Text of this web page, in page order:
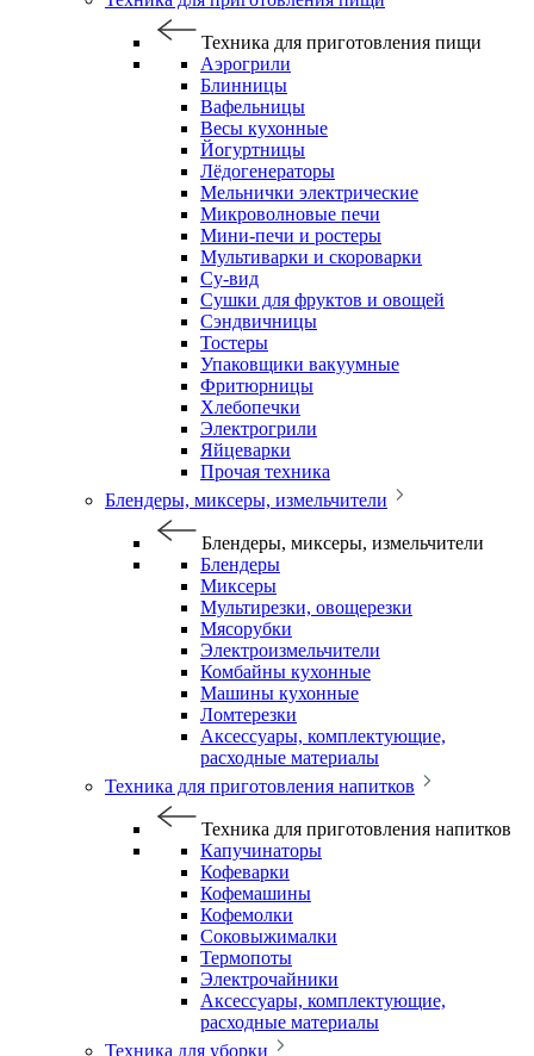
Техника для приготовления пищи
Аэрогрили
Блинницы
Вафельницы
Весы кухонные
Йогуртницы
Лёдогенераторы
Мельнички электрические
Микроволновые печи
Мини-печи и ростеры
Мультиварки и скороварки
Су-вид
Сушки для фруктов и овощей
Сэндвичницы
Тостеры
Упаковщики вакуумные
Фритюрницы
Хлебопечки
Электрогрили
Яйцеварки
Прочая техника
Блендеры, миксеры, измельчители
Блендеры, миксеры, измельчители
Блендеры
Миксеры
Мультирезки, овощерезки
Мясорубки
Электроизмельчители
Комбайны кухонные
Машины кухонные
Ломтерезки
Аксессуары, комплектующие,
расходные материалы
Техника для приготовления напитков
Техника для приготовления напитков
Капучинаторы
Кофеварки
Кофемашины
Кофемолки
Соковыжималки
Термопоты
Электрочайники
Аксессуары, комплектующие,
расходные материалы
Техника для уборки